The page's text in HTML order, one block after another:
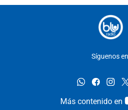
Síguenos
whatsapp
Más contenido en